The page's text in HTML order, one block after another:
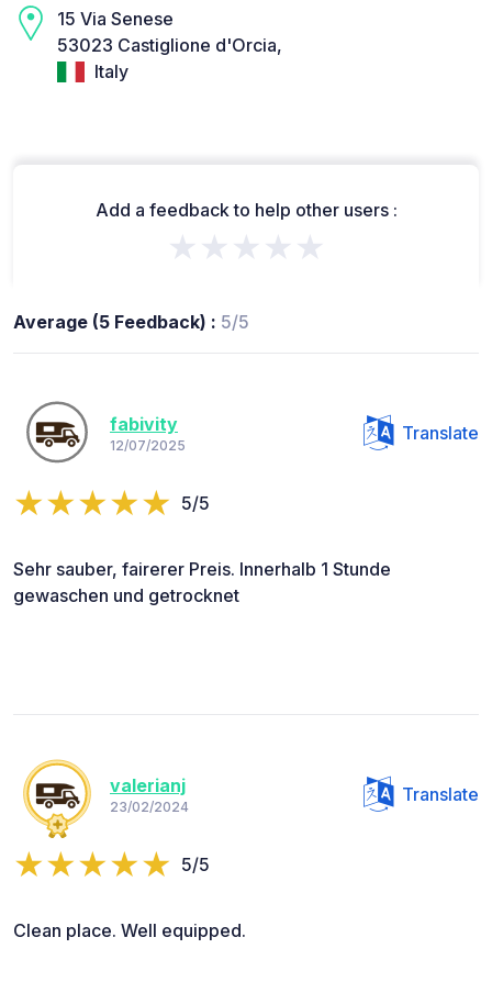
15 Via Senese
53023 Castiglione d'Orcia,
Italy
Add a feedback to help other users :
★★★★★
Average (5 Feedback) : 5/5
fabivity
12/07/2025
Translate
5/5
Sehr sauber, fairerer Preis. Innerhalb 1 Stunde
gewaschen und getrocknet
valerianj
23/02/2024
Translate
5/5
Clean place. Well equipped.